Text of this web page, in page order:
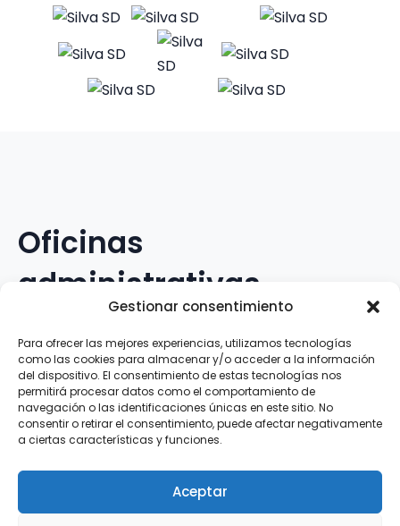
Gestionar consentimiento
Para ofrecer las mejores experiencias, utilizamos tecnologías
como las cookies para almacenar y/o acceder a la información
del dispositivo. El consentimiento de estas tecnologías nos
permitirá procesar datos como el comportamiento de
navegación o las identificaciones únicas en este sitio. No
consentir o retirar el consentimiento, puede afectar negativamente
a ciertas características y funciones.
Aceptar
Oficinas
administrativas
Avenida Galileo Galilei, 12
15.008 · A Coruña · España
Teléfono:881.069.303
WhatsApp:616.897.466